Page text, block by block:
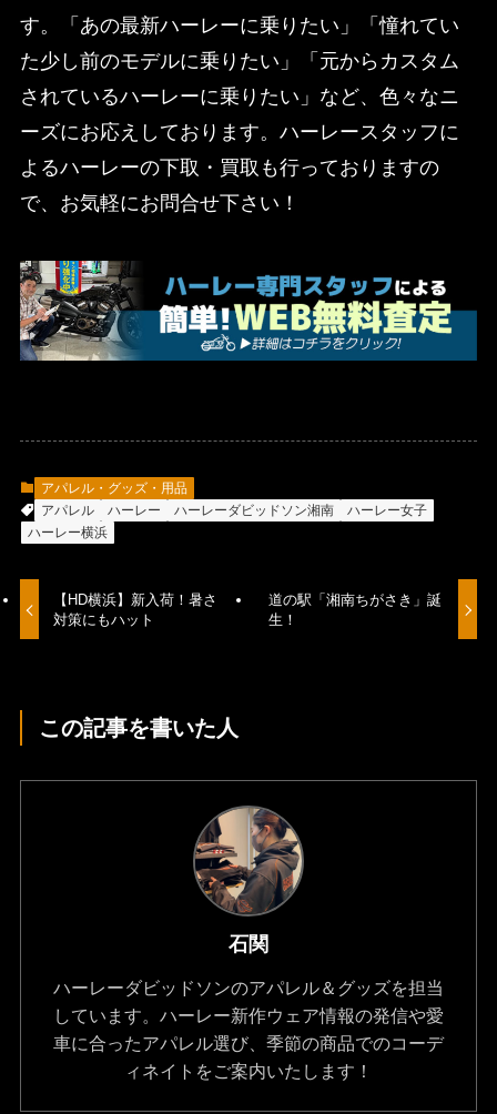
す。「あの最新ハーレーに乗りたい」「憧れてい
た少し前のモデルに乗りたい」「元からカスタム
されているハーレーに乗りたい」など、色々なニ
ーズにお応えしております。ハーレースタッフに
よるハーレーの下取・買取も行っておりますの
で、お気軽にお問合せ下さい！
アパレル・グッズ・用品
アパレル
ハーレー ハーレーダビッドソン湘南
ハーレー女子
ハーレー横浜
【HD横浜】新入荷！暑さ
対策にもハット
道の駅「湘南ちがさき」誕
生！
この記事を書いた人
石関
ハーレーダビッドソンのアパレル＆グッズを担当
しています。ハーレー新作ウェア情報の発信や愛
車に合ったアパレル選び、季節の商品でのコーデ
ィネイトをご案内いたします！